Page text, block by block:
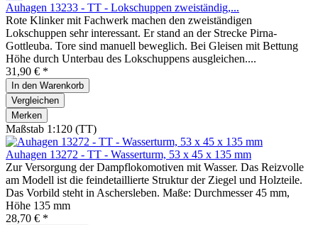
Auhagen 13233 - TT - Lokschuppen zweiständig,...
Rote Klinker mit Fachwerk machen den zweiständigen
Lokschuppen sehr interessant. Er stand an der Strecke Pirna-
Gottleuba. Tore sind manuell beweglich. Bei Gleisen mit Bettung
Höhe durch Unterbau des Lokschuppens ausgleichen....
31,90 € *
In den Warenkorb
Vergleichen
Merken
Maßstab 1:120 (TT)
Auhagen 13272 - TT - Wasserturm, 53 x 45 x 135 mm
Zur Versorgung der Dampflokomotiven mit Wasser. Das Reizvolle
am Modell ist die feindetaillierte Struktur der Ziegel und Holzteile.
Das Vorbild steht in Aschersleben. Maße: Durchmesser 45 mm,
Höhe 135 mm
28,70 € *